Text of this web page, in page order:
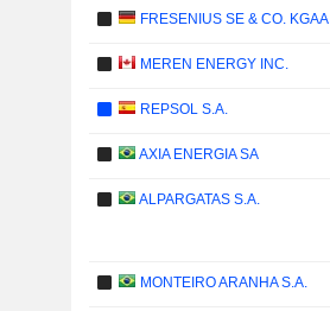
FRESENIUS SE & CO. KGAA
MEREN ENERGY INC.
REPSOL S.A.
AXIA ENERGIA SA
ALPARGATAS S.A.
MONTEIRO ARANHA S.A.